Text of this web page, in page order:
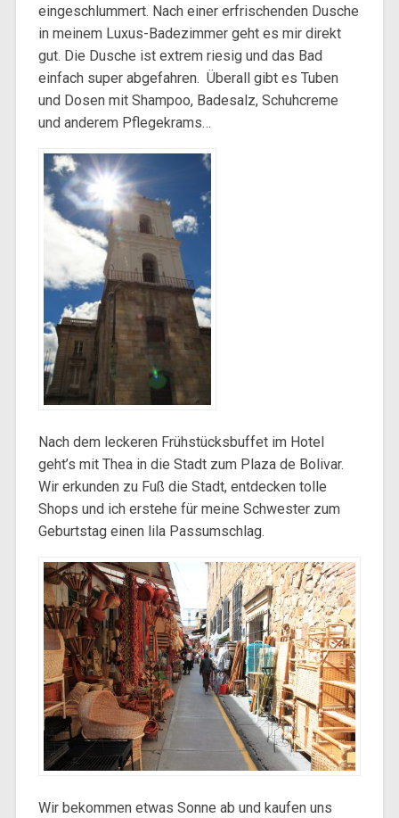
eingeschlummert. Nach einer erfrischenden Dusche
in meinem Luxus-Badezimmer geht es mir direkt
gut. Die Dusche ist extrem riesig und das Bad
einfach super abgefahren. Überall gibt es Tuben
und Dosen mit Shampoo, Badesalz, Schuhcreme
und anderem Pflegekrams…
Nach dem leckeren Frühstücksbuffet im Hotel
geht’s mit Thea in die Stadt zum Plaza de Bolivar.
Wir erkunden zu Fuß die Stadt, entdecken tolle
Shops und ich erstehe für meine Schwester zum
Geburtstag einen lila Passumschlag.
Wir bekommen etwas Sonne ab und kaufen uns